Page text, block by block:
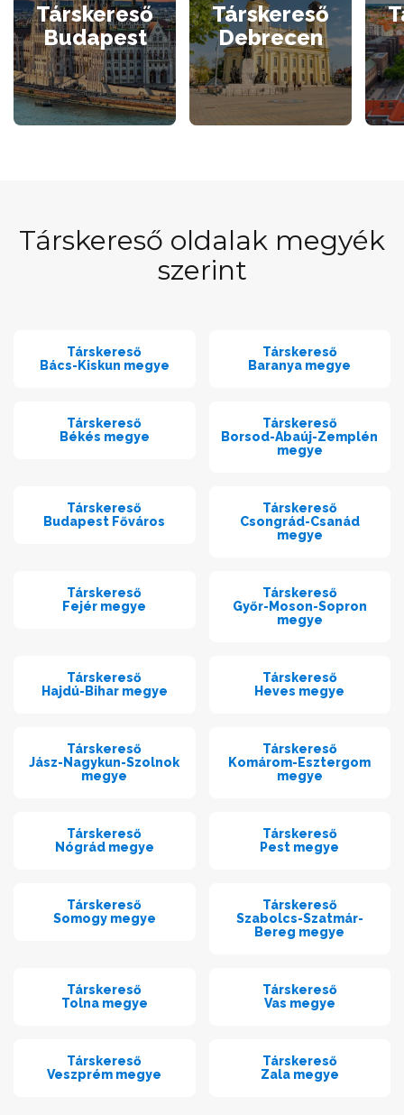
Társkereső
Budapest
Társkereső
Debrecen
Társkereső oldalak megyék
szerint
Társkereső
Bács-Kiskun megye
Társkereső
Baranya megye
Társkereső
Békés megye
Társkereső
Borsod-Abaúj-Zemplén
megye
Társkereső
Budapest Főváros
Társkereső
Csongrád-Csanád
megye
Társkereső
Fejér megye
Társkereső
Győr-Moson-Sopron
megye
Társkereső
Hajdú-Bihar megye
Társkereső
Heves megye
Társkereső
Jász-Nagykun-Szolnok
megye
Társkereső
Komárom-Esztergom
megye
Társkereső
Nógrád megye
Társkereső
Pest megye
Társkereső
Somogy megye
Társkereső
Szabolcs-Szatmár-
Bereg megye
Társkereső
Tolna megye
Társkereső
Vas megye
Társkereső
Veszprém megye
Társkereső
Zala megye